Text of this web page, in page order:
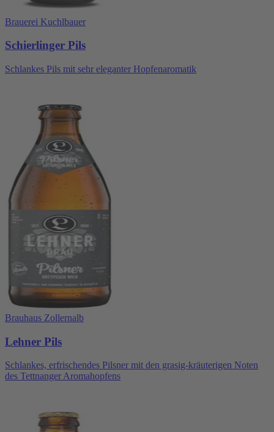
Brauerei Kuchlbauer
Schierlinger Pils
Schlankes Pils mit sehr eleganter Hopfenaromatik
Brauhaus Zollernalb
Lehner Pils
Schlankes, erfrischendes Pilsner mit den grasig-kräuterigen Noten
des Tettnanger Aromahopfens